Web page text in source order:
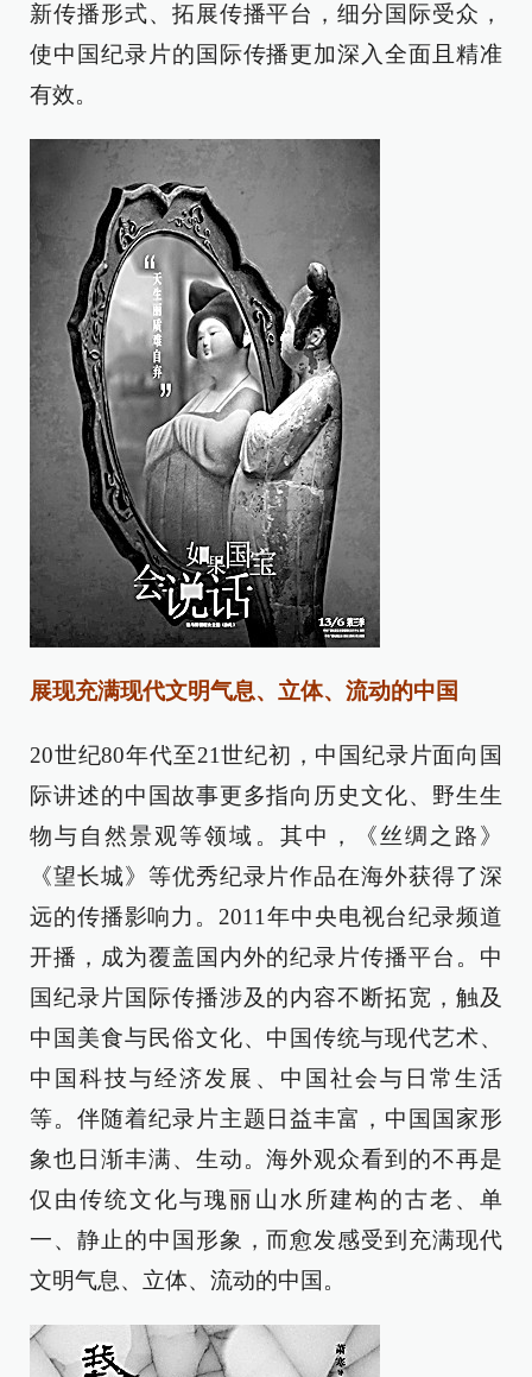
新传播形式、拓展传播平台，细分国际受众，
使中国纪录片的国际传播更加深入全面且精准
有效。
展现充满现代文明气息、立体、流动的中国
20世纪80年代至21世纪初，中国纪录片面向国
际讲述的中国故事更多指向历史文化、野生生
物与自然景观等领域。其中，《丝绸之路》
《望长城》等优秀纪录片作品在海外获得了深
远的传播影响力。2011年中央电视台纪录频道
开播，成为覆盖国内外的纪录片传播平台。中
国纪录片国际传播涉及的内容不断拓宽，触及
中国美食与民俗文化、中国传统与现代艺术、
中国科技与经济发展、中国社会与日常生活
等。伴随着纪录片主题日益丰富，中国国家形
象也日渐丰满、生动。海外观众看到的不再是
仅由传统文化与瑰丽山水所建构的古老、单
一、静止的中国形象，而愈发感受到充满现代
文明气息、立体、流动的中国。